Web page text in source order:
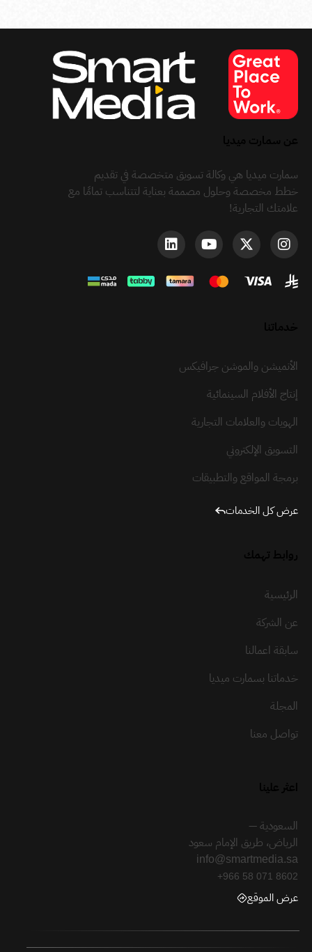
سمارت ميديا هي وكالة تسويق متخصصة في تقديم
خطط مخصصة وحلول مصممة بعناية لتتناسب تمامًا مع
علامتك التجارية!
الأنميشن والموشن جرافيكس
إنتاج الأفلام السينمائية
الهويات والعلامات التجارية
التسويق الإلكتروني
برمجة المواقع والتطبيقات
عرض كل الخدمات
الرئيسية
عن الشركة
سابقة اعمالنا
خدماتنا بسمارت ميديا
المجلة
تواصل معنا
السعودية —
الرياض، طريق الإمام سعود
info@smartmedia.sa
+966 58 071 8602
عرض الموقع